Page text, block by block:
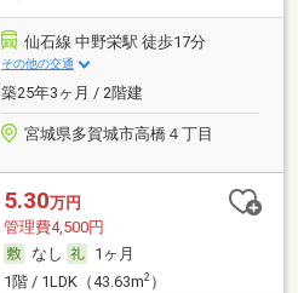
仙石線 中野栄駅 徒歩17分
その他の交通
築25年3ヶ月 / 2階建
宮城県多賀城市高橋４丁目
5.30万円
管理費4,500円
なし
1ヶ月
1階 / 1LDK（43.63m2）